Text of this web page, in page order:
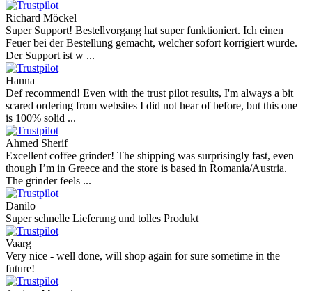
Richard Möckel
Super Support! Bestellvorgang hat super funktioniert. Ich einen
Feuer bei der Bestellung gemacht, welcher sofort korrigiert wurde.
Der Support ist w ...
Hanna
Def recommend! Even with the trust pilot results, I'm always a bit
scared ordering from websites I did not hear of before, but this one
is 100% solid ...
Ahmed Sherif
Excellent coffee grinder! The shipping was surprisingly fast, even
though I’m in Greece and the store is based in Romania/Austria.
The grinder feels ...
Danilo
Super schnelle Lieferung und tolles Produkt
Vaarg
Very nice - well done, will shop again for sure sometime in the
future!